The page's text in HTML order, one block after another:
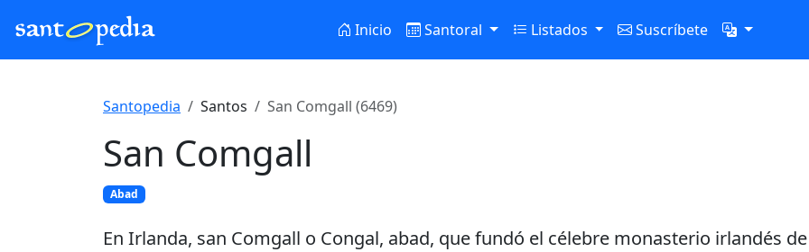
Inicio Santoral Listados Suscríbete
Santopedia Santos San Comgall (6469)
San Comgall
Abad
En Irlanda, san Comgall o Congal, abad, que fundó el célebre monasterio irlandés